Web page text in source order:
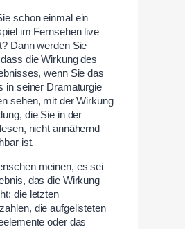
schon einmal ein
im Fernsehen live
Dann werden Sie
die Wirkung des
wenn Sie das
in seiner Dramaturgie
sehen, mit der Wirkung
die Sie in der
nicht annähernd
ist.
meinen, es sei
das die Wirkung
die letzten
die aufgelisteten
oder das